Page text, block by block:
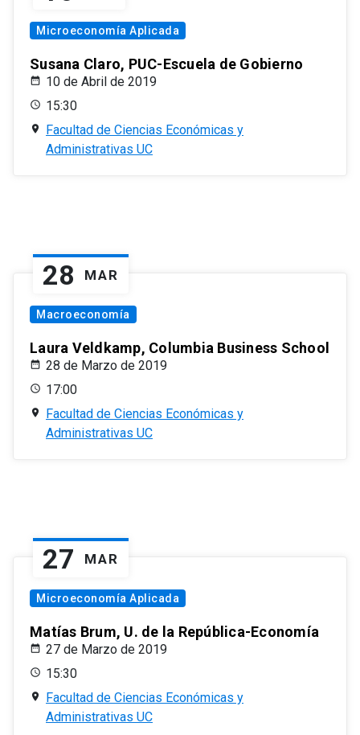
Microeconomía Aplicada
Susana Claro, PUC-Escuela de Gobierno
10 de Abril de 2019
15:30
Facultad de Ciencias Económicas y
Administrativas UC
28 MAR
Macroeconomía
Laura Veldkamp, Columbia Business School
28 de Marzo de 2019
17:00
Facultad de Ciencias Económicas y
Administrativas UC
27 MAR
Microeconomía Aplicada
Matías Brum, U. de la República-Economía
27 de Marzo de 2019
15:30
Facultad de Ciencias Económicas y
Administrativas UC